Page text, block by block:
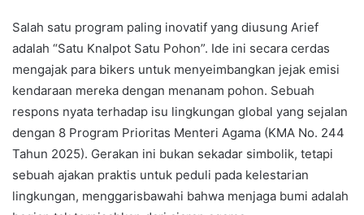
Salah satu program paling inovatif yang diusung Arief
adalah “Satu Knalpot Satu Pohon”. Ide ini secara cerdas
mengajak para bikers untuk menyeimbangkan jejak emisi
kendaraan mereka dengan menanam pohon. Sebuah
respons nyata terhadap isu lingkungan global yang sejalan
dengan 8 Program Prioritas Menteri Agama (KMA No. 244
Tahun 2025). Gerakan ini bukan sekadar simbolik, tetapi
sebuah ajakan praktis untuk peduli pada kelestarian
lingkungan, menggarisbawahi bahwa menjaga bumi adalah